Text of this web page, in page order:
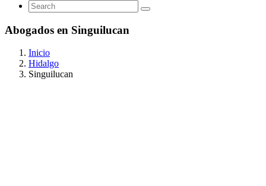
Abogados en Singuilucan
Inicio
Hidalgo
Singuilucan